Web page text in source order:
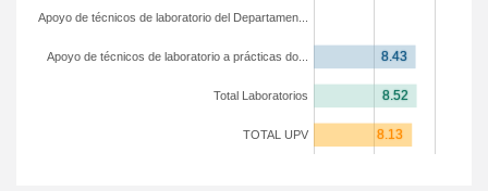
TOTAL UPV
Total Laboratorios
Apoyo de técnicos de laboratorio a prácticas do...
Apoyo de técnicos de laboratorio del Departamen...